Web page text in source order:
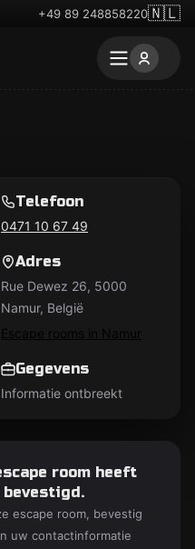
+49 89 248858220🇳🇱
Telefoon
0471 10 67 49
Adres
Rue Dewez 26, 5000
Namur, België
Escape rooms in Namur
Gegevens
Informatie ontbreekt
room heeft
bevestigd.
escape room, bevestig
uw contactinformatie